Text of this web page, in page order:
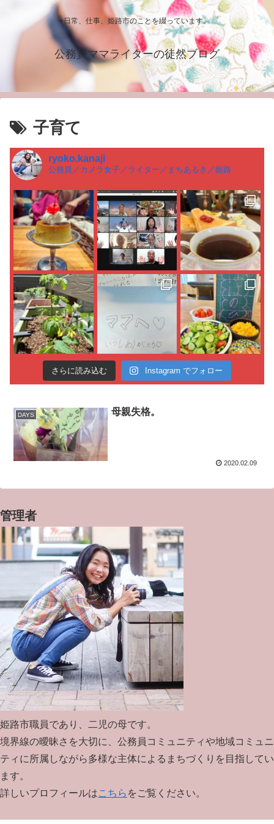
日常、仕事、姫路市のことを綴っています。
公務員ママライターの徒然ブログ
子育て
ryoko.kanaji
公務員／カメラ女子／ライター／まちあるき／姫路
さらに読み込む Instagram でフォロー
DAYS 母親失格。
2020.02.09
管理者
姫路市職員であり、二児の母です。
境界線の曖昧さを大切に、公務員コミュニティや地域コミュニ
ティに所属しながら多様な主体によるまちづくりを目指してい
ます。
詳しいプロフィールはこちら をご覧ください。